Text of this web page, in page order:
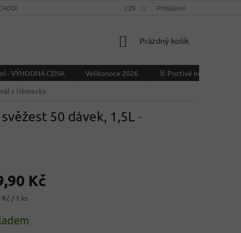
PODMÍNKY VÝDEJNÍ MÍSTO
CZK Přihlášení
NÁKUPNÍ
Prázdný košík
- VÝHODNÁ CENA Velikonoce 2026
🐰 Poctivé německé
z Německa
50 dávek, 1,5L -
Kč
Kč / 1 ks